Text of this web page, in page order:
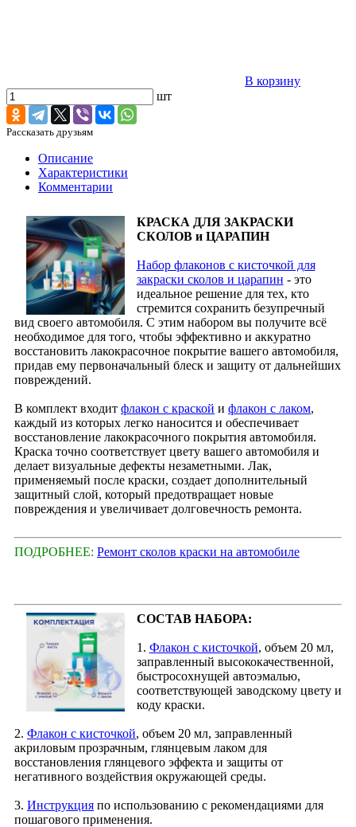
В корзину
шт
Рассказать друзьям
Описание
Характеристики
Комментарии
КРАСКА ДЛЯ ЗАКРАСКИ
СКОЛОВ и ЦАРАПИН
Набор флаконов с кисточкой для
закраски сколов и царапин - это
идеальное решение для тех, кто
стремится сохранить безупречный
вид своего автомобиля. С этим набором вы получите всё
необходимое для того, чтобы эффективно и аккуратно
восстановить лакокрасочное покрытие вашего автомобиля,
придав ему первоначальный блеск и защиту от дальнейших
повреждений.
В комплект входит флакон с краской и флакон с лаком,
каждый из которых легко наносится и обеспечивает
восстановление лакокрасочного покрытия автомобиля.
Краска точно соответствует цвету вашего автомобиля и
делает визуальные дефекты незаметными. Лак,
применяемый после краски, создает дополнительный
защитный слой, который предотвращает новые
повреждения и увеличивает долговечность ремонта.
ПОДРОБНЕЕ: Ремонт сколов краски на автомобиле
СОСТАВ НАБОРА:
1. Флакон с кисточкой, объем 20 мл,
заправленный высококачественной,
быстросохнущей автоэмалью,
соответствующей заводскому цвету и
коду краски.
2. Флакон с кисточкой, объем 20 мл, заправленный
акриловым прозрачным, глянцевым лаком для
восстановления глянцевого эффекта и защиты от
негативного воздействия окружающей среды.
3. Инструкция по использованию с рекомендациями для
пошагового применения.